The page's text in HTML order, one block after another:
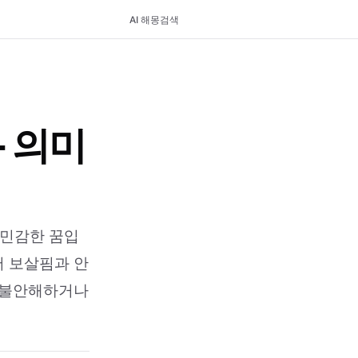
AI 해몽검색
의미
감한 꿈입
보살핌과 안
안해하거나